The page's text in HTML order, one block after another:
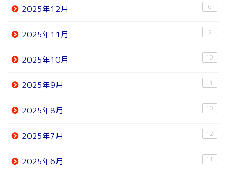
2025年12月 6
2025年11月 2
2025年10月 10
2025年9月 11
2025年8月 10
2025年7月 12
2025年6月 11